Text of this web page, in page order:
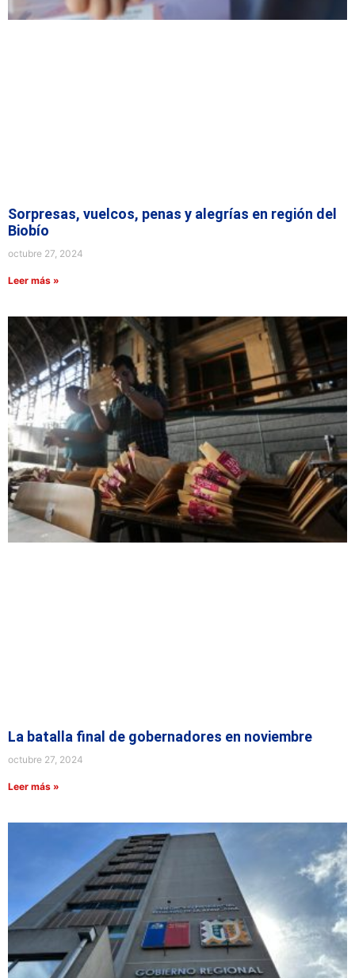
Sorpresas, vuelcos, penas y alegrías en región del
Biobío
octubre 27, 2024
Leer más »
La batalla final de gobernadores en noviembre
octubre 27, 2024
Leer más »